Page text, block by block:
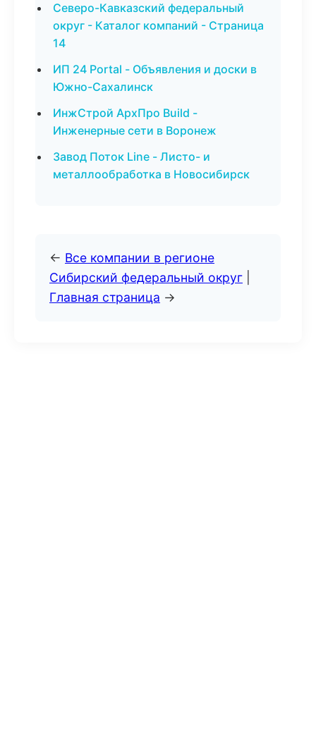
Северо-Кавказский федеральный
округ - Каталог компаний - Страница
14
ИП 24 Portal - Объявления и доски в
Южно-Сахалинск
ИнжСтрой АрхПро Build -
Инженерные сети в Воронеж
Завод Поток Line - Листо- и
металлообработка в Новосибирск
← Все компании в регионе
Сибирский федеральный округ
Главная страница →